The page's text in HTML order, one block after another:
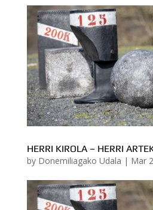
HERRI KIROLA – HERRI
by Donemiliagako Udala | Mar